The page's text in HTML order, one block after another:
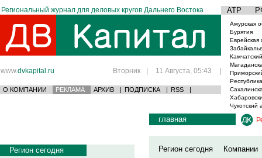
Региональный журнал для деловых кругов Дальнего Востока АТР
www.dvkapital.ru Вторник | 11 Августа, 05:43 |
О КОМПАНИИ РЕКЛАМА АРХИВ | ПОДПИСКА | RSS |
Амурская
Бурятия
Еврейская
Чукотский
Регион сегодня
главная
Регион сегодня
Компании